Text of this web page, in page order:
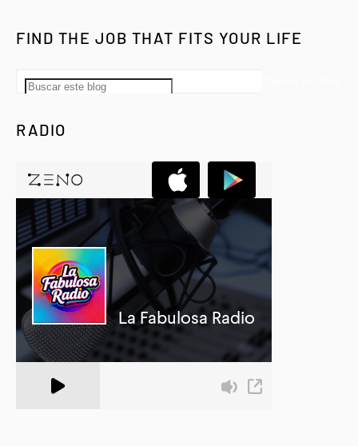
FIND THE JOB THAT FITS YOUR LIFE
RADIO